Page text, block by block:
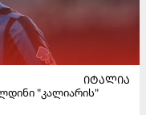
ᲘᲢᲐᲚᲘᲐ
"კალიარის"